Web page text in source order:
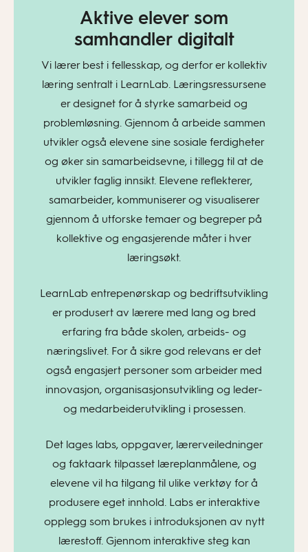
Aktive elever som
samhandler digitalt
Vi lærer best i fellesskap, og derfor er kollektiv
læring sentralt i LearnLab. Læringsressursene
er designet for å styrke samarbeid og
problemløsning. Gjennom å arbeide sammen
utvikler også elevene sine sosiale ferdigheter
og øker sin samarbeidsevne, i tillegg til at de
utvikler faglig innsikt. Elevene reflekterer,
samarbeider, kommuniserer og visualiserer
gjennom å utforske temaer og begreper på
kollektive og engasjerende måter i hver
læringsøkt.
LearnLab entrepenørskap og bedriftsutvikling
er produsert av lærere med lang og bred
erfaring fra både skolen, arbeids- og
næringslivet. For å sikre god relevans er det
også engasjert personer som arbeider med
innovasjon, organisasjonsutvikling og leder-
og medarbeiderutvikling i prosessen.
Det lages labs, oppgaver, lærerveiledninger
og faktaark tilpasset læreplanmålene, og
elevene vil ha tilgang til ulike verktøy for å
produsere eget innhold. Labs er interaktive
opplegg som brukes i introduksjonen av nytt
lærestoff. Gjennom interaktive steg kan